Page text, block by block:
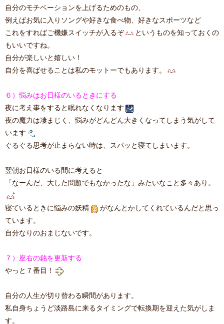
自分のモチベーションを上げるためのもの、
例えばお気に入りソングや好きな食べ物、好きなスポーツなど
これをすればご機嫌スイッチが入るぞ
というものを知っておくの
もいいですね。
自分が楽しいと嬉しい！
自分を喜ばせることは私のモットーでもあります。
６）悩みはお日様のいるときにする
夜に考え事をすると眠れなくなります
夜の魔力は凄まじく、悩みがどんどん大きくなってしまう気がして
います
ぐるぐる思考が止まらない時は、スパッと寝てしまいます。
翌朝お日様のいる間に考えると
「なーんだ、大した問題でもなかったな」みたいなこと多々あり。
寝ているときに悩みの妖精
がなんとかしてくれているんだと思っ
ています。
自分なりのおまじないです。
７）座右の銘を更新する
やっと７番目！
自分の人生が切り替わる瞬間があります。
私自身ちょうど淡路島に来るタイミングで転換期を迎えた気がしま
す。